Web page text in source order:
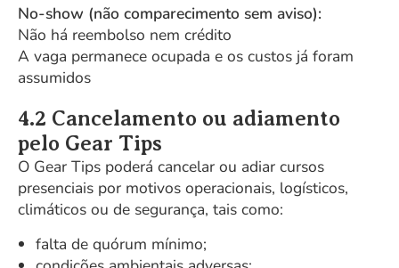
No-show (não comparecimento sem aviso):
Não há reembolso nem crédito
A vaga permanece ocupada e os custos já foram
assumidos
4.2 Cancelamento ou adiamento
pelo Gear Tips
O Gear Tips poderá cancelar ou adiar cursos
presenciais por motivos operacionais, logísticos,
climáticos ou de segurança, tais como:
falta de quórum mínimo;